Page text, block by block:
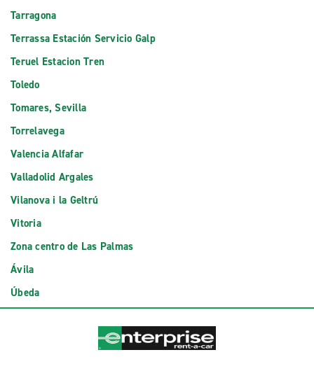
Tarragona
Terrassa Estación Servicio Galp
Teruel Estacion Tren
Toledo
Tomares, Sevilla
Torrelavega
Valencia Alfafar
Valladolid Argales
Vilanova i la Geltrú
Vitoria
Zona centro de Las Palmas
Ávila
Úbeda